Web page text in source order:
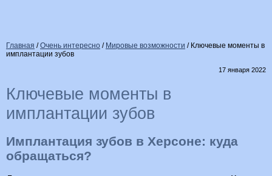
Главная /Очень интересно / Мировые возможности / Ключевые моменты в
имплантации зубов
17 января 2022
Ключевые моменты в
имплантации зубов
Имплантация зубов в Херсоне: куда
обращаться?